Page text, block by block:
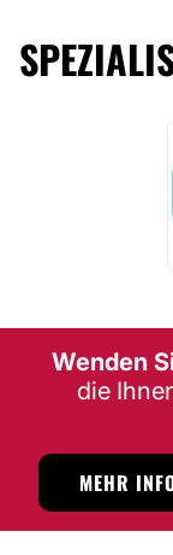
Wenden
die
MEHR